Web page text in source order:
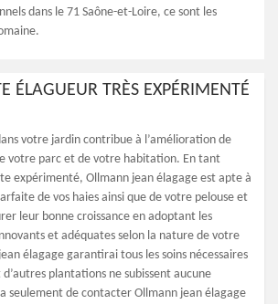
dans le 71 Saône-et-Loire, ce sont les
ÉLAGUEUR TRÈS EXPÉRIMENTÉ
votre jardin contribue à l’amélioration de
votre parc et de votre habitation. En tant
expérimenté, Ollmann jean élagage est apte à
de vos haies ainsi que de votre pelouse et
leur bonne croissance en adoptant les
et adéquates selon la nature de votre
élagage garantirai tous les soins nécessaires
plantations ne subissent aucune
seulement de contacter Ollmann jean élagage